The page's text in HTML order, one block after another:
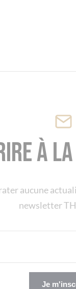
à
aucune
newsletter
Je